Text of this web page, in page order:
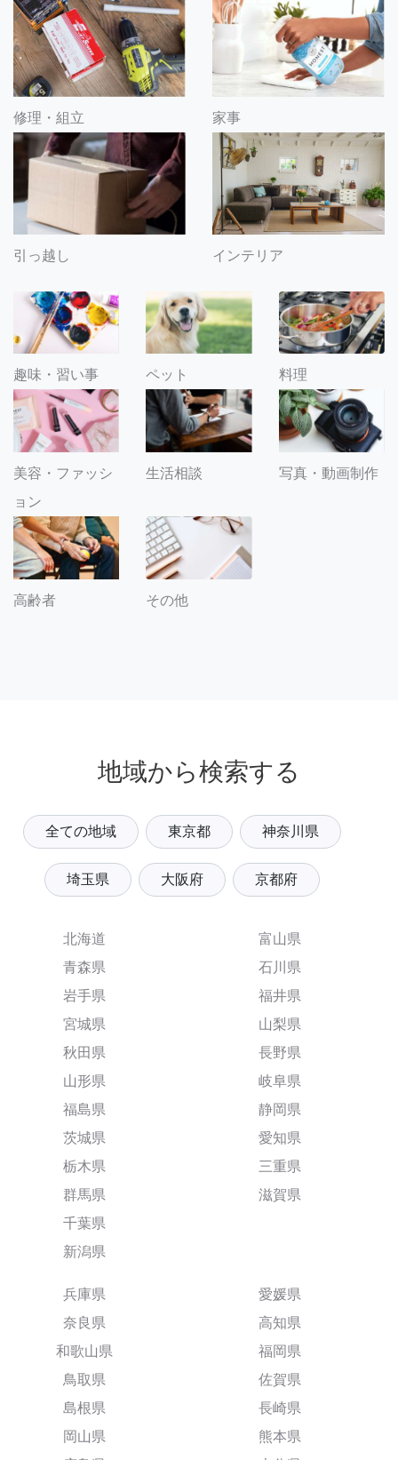
修理・組立 家事
引っ越し インテリア
趣味・習い事 ペット 料理
美容・ファッシ
ョン
生活相談 写真・動画制作
高齢者 その他
地域から検索する
全ての地域 東京都 神奈川県
埼玉県 大阪府 京都府
北海道
青森県
岩手県
宮城県
秋田県
山形県
福島県
茨城県
栃木県
群馬県
千葉県
新潟県
富山県
石川県
福井県
山梨県
長野県
岐阜県
静岡県
愛知県
三重県
滋賀県
兵庫県
奈良県
和歌山県
鳥取県
島根県
岡山県
愛媛県
高知県
福岡県
佐賀県
長崎県
熊本県